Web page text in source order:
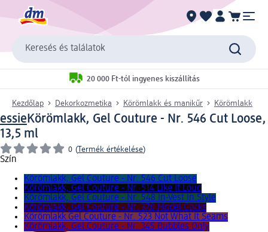
Keresés és találatok
20 000 Ft-tól ingyenes kiszállítás
Kezdőlap Dekorkozmetika Körömlakk és manikűr Körömlakk
essie Körömlakk, Gel Couture - Nr. 546 Cut Loose,
13,5 ml
0 (Termék értékelése)
Szín
Körömlakk, Gel Couture - Nr. 546 Cut Loose
Körömlakk, Gel Couture - Nr. 514 Like It Loud
Körömlakk, Gel Couture - Nr. 548 In-Vest In Style
Körömlakk, Gel Couture - Nr. 370 Model Clicks
Körömlakk Gel Couture - Nr. 523 Not What It Seams
Körömlakk, Gel Couture - Nr. 345 Bubbles Only